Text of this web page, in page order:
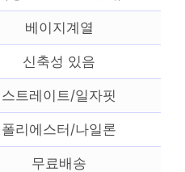
베이지계열
신축성 있음
스트레이트/일자핏
폴리에스터/나일론
무료배송